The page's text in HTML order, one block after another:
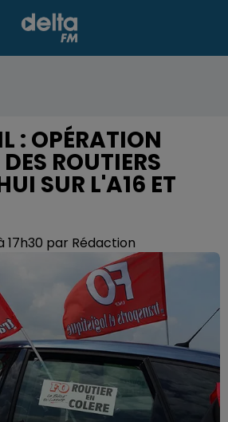
: OPÉRATION
ROUTIERS
SUR L'A16 ET
17h30 par Rédaction